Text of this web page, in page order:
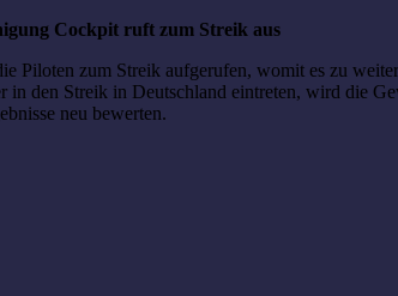
Cockpit ruft zum Streik aus
Piloten zum Streik aufgerufen, womit es zu
den Streik in Deutschland eintreten, wird die
neu bewerten.